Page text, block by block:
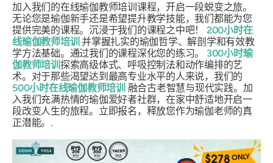
加入我们的在线瑜伽教师培训课程，开启一段蜕变之旅。
无论您是瑜伽新手还是希望提升教学技能，我们都能为您
提供完美的课程。沉浸于我们的课程之中吧！ 200小时在
线瑜伽教师培训 并掌握扎实的瑜伽哲学、解剖学和有效教
学方法基础。通过我们的课程深化您的练习。 300小时瑜
伽教师培训 探索高级体式、呼吸控制法和动作编排的艺
术。对于那些渴望达到最高专业水平的人来说，我们的
500小时在线瑜伽教师培训 融合古老智慧与现代实践。加
入我们充满热情的瑜伽爱好者社群，在家中舒适地开启一
段改变人生的旅程。立即报名，释放您作为瑜伽老师的真
正潜能。.